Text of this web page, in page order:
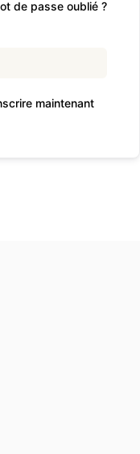
de passe oublié ?
maintenant